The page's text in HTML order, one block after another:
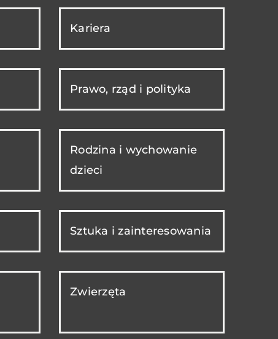
Kariera
Prawo, rząd i polityka
Rodzina i wychowanie
dzieci
Sztuka i zainteresowania
Zwierzęta